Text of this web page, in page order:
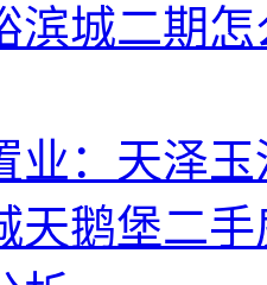
滨城二期
业：天泽
天鹅堡二